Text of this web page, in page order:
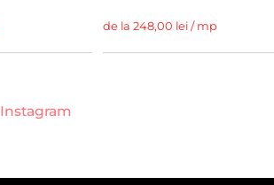
de la 248,00 lei / mp
Instagram